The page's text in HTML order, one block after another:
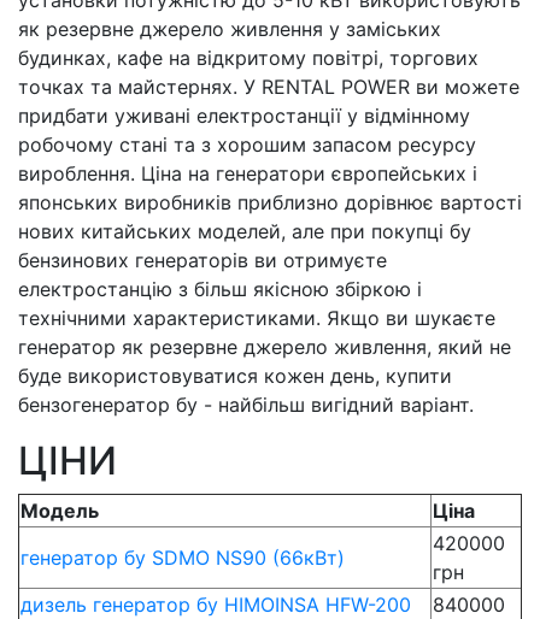
як резервне джерело живлення у заміських
будинках, кафе на відкритому повітрі, торгових
точках та майстернях. У RENTAL POWER ви можете
придбати уживані електростанції у відмінному
робочому стані та з хорошим запасом ресурсу
вироблення. Ціна на генератори європейських і
японських виробників приблизно дорівнює вартості
нових китайських моделей, але при покупці бу
бензинових генераторів ви отримуєте
електростанцію з більш якісною збіркою і
технічними характеристиками. Якщо ви шукаєте
генератор як резервне джерело живлення, який не
буде використовуватися кожен день, купити
бензогенератор бу - найбільш вигідний варіант.
ЦІНИ
Модель
Ціна
генератор бу SDMO NS90 (66кВт)
420000
грн
дизель генератор бу HIMOINSA HFW-200
840000